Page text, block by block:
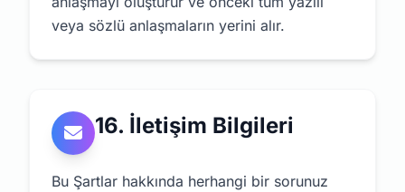
veya sözlü anlaşmaların yerini alır.
16. İletişim Bilgileri
Bu Şartlar hakkında herhangi bir sorunuz